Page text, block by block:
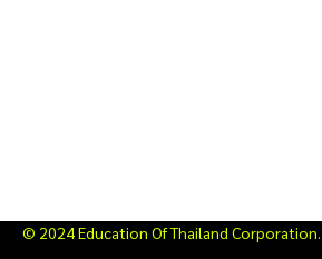
© 2024 Education Of Thailand Corporation.